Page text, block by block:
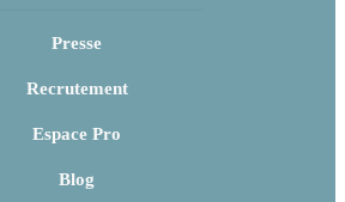
Presse
Recrutement
Espace Pro
Blog